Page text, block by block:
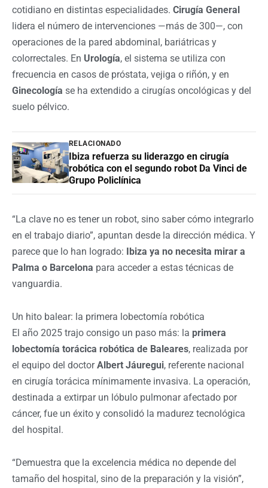
cotidiano en distintas especialidades. Cirugía General
lidera el número de intervenciones —más de 300—, con
operaciones de la pared abdominal, bariátricas y
colorrectales. En Urología, el sistema se utiliza con
frecuencia en casos de próstata, vejiga o riñón, y en
Ginecología se ha extendido a cirugías oncológicas y del
suelo pélvico.
RELACIONADO
Ibiza refuerza su liderazgo en cirugía
robótica con el segundo robot Da Vinci de
Grupo Policlínica
“La clave no es tener un robot, sino saber cómo integrarlo
en el trabajo diario”, apuntan desde la dirección médica. Y
parece que lo han logrado: Ibiza ya no necesita mirar a
Palma o Barcelona para acceder a estas técnicas de
vanguardia.
Un hito balear: la primera lobectomía robótica
El año 2025 trajo consigo un paso más: la primera
lobectomía torácica robótica de Baleares, realizada por
el equipo del doctorAlbert Jáuregui, referente nacional
en cirugía torácica mínimamente invasiva. La operación,
destinada a extirpar un lóbulo pulmonar afectado por
cáncer, fue un éxito y consolidó la madurez tecnológica
del hospital.
“Demuestra que la excelencia médica no depende del
tamaño del hospital, sino de la preparación y la visión”,